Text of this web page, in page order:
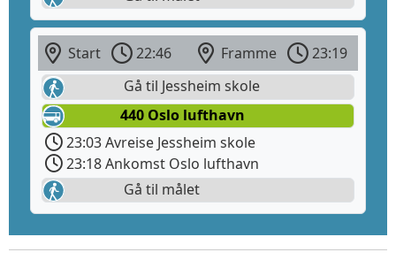
Start 22:46 Framme
23:19
Gå til Jessheim skole
440 Oslo lufthavn
23:03 Avreise Jessheim skole
23:18 Ankomst Oslo lufthavn
Gå til målet